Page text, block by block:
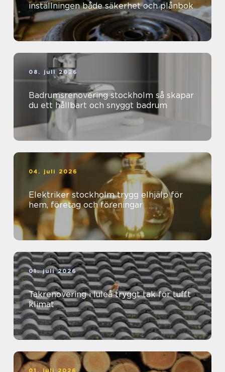
inställningen både säkerhet och plånbok
08. juli 2026
Badrumsrenovering stockholm så skapar
du ett hållbart och snyggt badrum
04. juli 2026
Elektriker stockholm trygg elhjälp för
hem, företag och föreningar
01. juli 2026
Takrenovering i luleå tryggt tak för tufft
klimat
01. juli 2026